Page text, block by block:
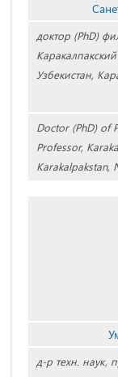
доктор (PhD)
Узбекистан,
Doctor (PhD) of
Professor,
Karakalpakstan,
д-р техн. наук,